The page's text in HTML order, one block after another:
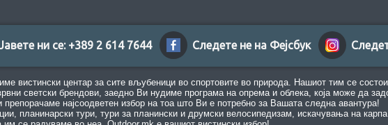
ни се: +389 2 614 7644 Следете не на Фејсбук
вистински центар за сите вљубеници во спортовите во природа. Нашиот тим се
светски брендови, заедно Ви нудиме програма на опрема и облека, која може да
најсоодветен избор на тоа што Ви е потребно за Вашата следна авантура!
планинарски тури, тури за планински и друмски велосипедизам, искачувања на